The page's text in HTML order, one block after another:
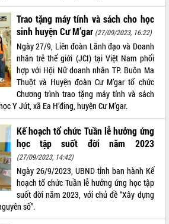
Trao tặng máy tính và sách cho học
sinh huyện Cư M’gar (27/09/2023, 16:22)
Ngày 27/9, Liên đoàn Lãnh đạo và Doanh
nhân trẻ thế giới (JCI) tại Việt Nam phối
hợp với Hội Nữ doanh nhân TP. Buôn Ma
Thuột và Huyện đoàn Cư M’gar tổ chức
Chương trình trao tặng máy tính và sách
Y Jút, xã Ea H’đing, huyện Cư M’gar.
Kế hoạch tổ chức Tuần lễ hưởng ứng
học tập suốt đời năm 2023
(27/09/2023, 14:42)
Ngày 26/9/2023, UBND tỉnh ban hành Kế
hoạch tổ chức Tuần lễ hưởng ứng học tập
suốt đời năm 2023, với chủ đề “Xây dựng
số”.